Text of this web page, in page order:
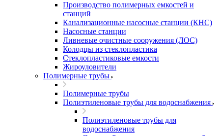
Производство полимерных емкостей и
станций
Канализационные насосные станции (КНС)
Насосные станции
Ливневые очистные сооружения (ЛОС)
Колодцы из стеклопластика
Стеклопластиковые емкости
Жироуловители
Полимерные трубы
Полимерные трубы
Полиэтиленовые трубы для водоснабжения
Полиэтиленовые трубы для
водоснабжения